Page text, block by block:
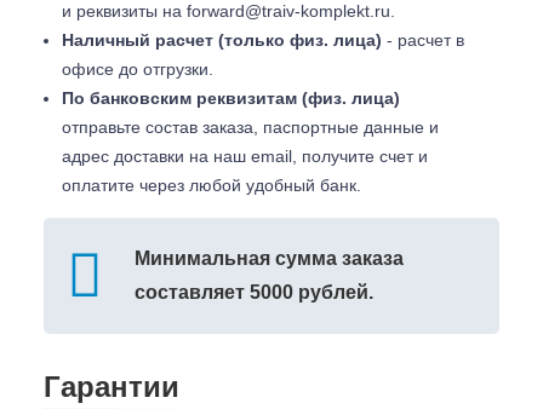
и реквизиты на forward@traiv-komplekt.ru
Наличный расчет (только физ. лица) - расчет в
офисе до отгрузки.
По банковским реквизитам (физ. лица)
отправьте состав заказа, паспортные данные и
адрес доставки на наш email, получите счет и
оплатите через любой удобный банк.
Минимальная сумма заказа
составляет 5000 рублей.
Гарантии